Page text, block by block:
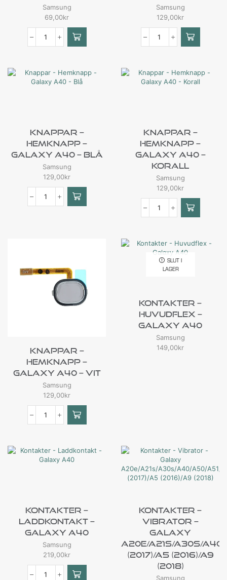
Samsung
69,00kr
Samsung
129,00kr
Knappar –
Hemknapp –
Galaxy A40 – Blå
Samsung
129,00kr
Knappar –
Hemknapp –
Galaxy A40 –
Korall
Samsung
129,00kr
Knappar –
Hemknapp –
Galaxy A40 – Vit
Samsung
129,00kr
SLUT I
LAGER
Kontakter –
Huvudflex –
Galaxy A40
Samsung
149,00kr
Kontakter –
Laddkontakt –
Galaxy A40
Samsung
219,00kr
Kontakter –
Vibrator –
Galaxy
A20e/A21s/A30s/A40/
(2017)/A5 (2016)/A9
(2018)
Samsung